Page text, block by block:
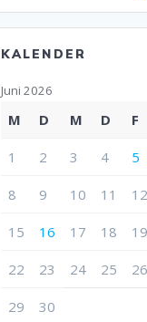
KALENDER
Juni 2026
M D M D F
1 2 3 4 5
8 9 10 11 12
15 16 17 18 19
22 23 24 25 26
29 30